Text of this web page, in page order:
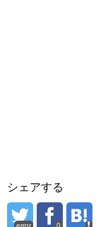
シェアする
error 0